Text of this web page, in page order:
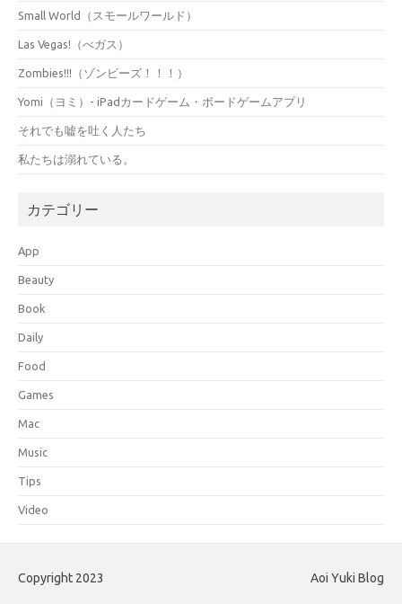
Small World（スモールワールド）
Las Vegas!（べガス）
Zombies!!!（ゾンビーズ！！！）
Yomi（ヨミ）- iPadカードゲーム・ボードゲームアプリ
それでも嘘を吐く人たち
私たちは溺れている。
カテゴリー
App
Beauty
Book
Daily
Food
Games
Mac
Music
Tips
Video
Copyright 2023 Aoi Yuki Blog